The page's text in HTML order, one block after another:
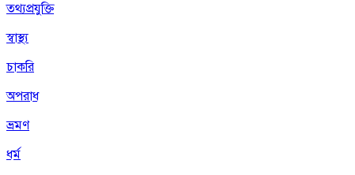
তথ্যপ্রযুক্তি
স্বাস্থ্য
চাকরি
অপরাধ
ভ্রমণ
ধর্ম